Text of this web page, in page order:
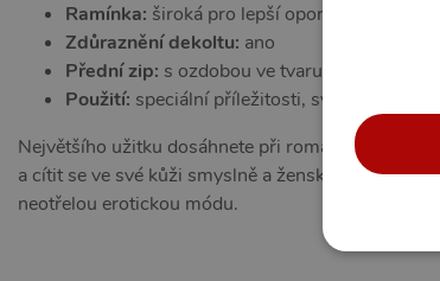
Ramínka: široká pro lepší oporu a
Zdůraznění dekoltu: ano
Přední zip: s ozdobou ve tvaru srdce
Použití: speciální příležitosti, svádění
Největšího užitku dosáhnete při romantických
a cítit se ve své kůži smyslně a žensky. Funkční
neotřelou erotickou módu.